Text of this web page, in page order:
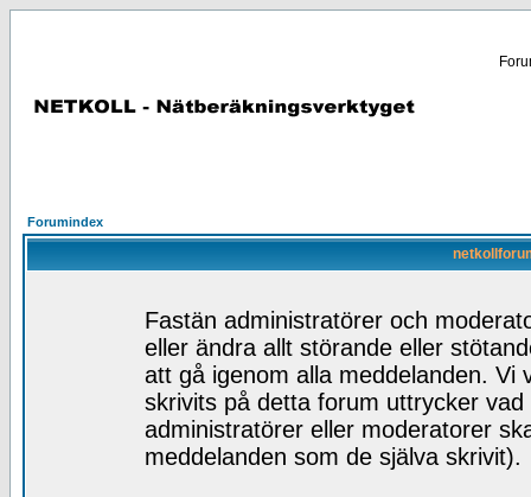
Forumindex
Fastän administratörer och
eller ändra allt störande eller
att gå igenom alla meddelanden. Vi
skrivits på detta forum uttrycker
administratörer eller moderatorer
meddelanden som de själva skrivit).